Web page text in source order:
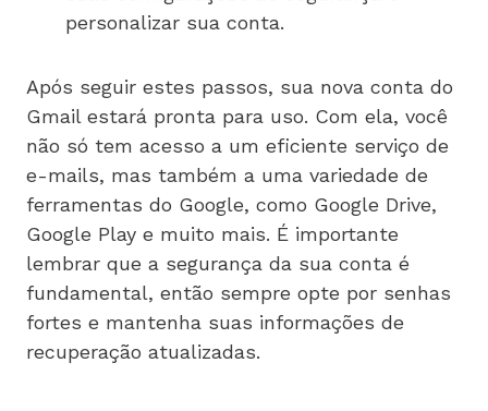
personalizar sua conta.
Após seguir estes passos, sua nova conta do
Gmail estará pronta para uso. Com ela, você
não só tem acesso a um eficiente serviço de
e-mails, mas também a uma variedade de
ferramentas do Google, como Google Drive,
Google Play e muito mais. É importante
lembrar que a segurança da sua conta é
fundamental, então sempre opte por senhas
fortes e mantenha suas informações de
recuperação atualizadas.